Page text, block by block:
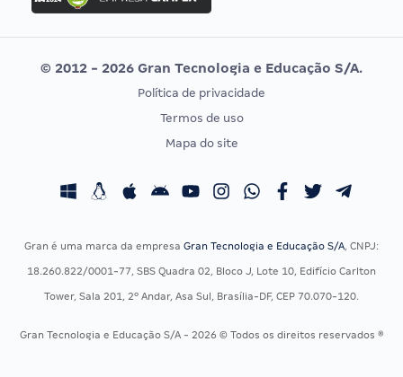
Concurso MPU
Editais publicados
Vunesp
CONCURSOS POR PROFISSÃO
Concursos Fiscais
Concursos Saúde
Residência Multiprofissional
EXAME DE ORDEM
Calendário OAB
© 2012 - 2026 Gran Tecnologia e Educação S/A.
Política de privacidade
Termos de uso
Mapa do site
Gran é uma marca da empresa Gran Tecnologia e Educação S/A, CNPJ:
18.260.822/0001-77, SBS Quadra 02, Bloco J, Lote 10, Edifício Carlton
Tower, Sala 201, 2º Andar, Asa Sul, Brasília-DF, CEP 70.070-120.
Gran Tecnologia e Educação S/A - 2026 © Todos os direitos reservados ®